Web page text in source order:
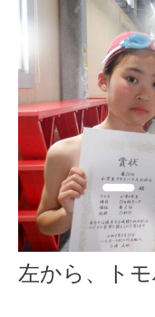
左から、ト